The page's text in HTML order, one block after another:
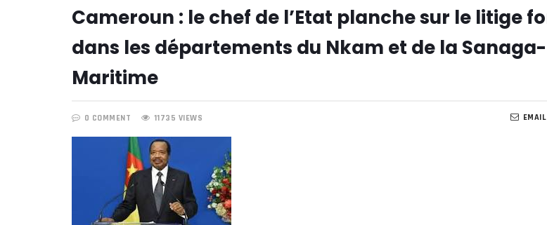
Cameroun : le chef de l’Etat planche sur le litige
dans les départements du Nkam et de la Sanaga-
Maritime
0 COMMENT 11735 VIEWS EMAIL